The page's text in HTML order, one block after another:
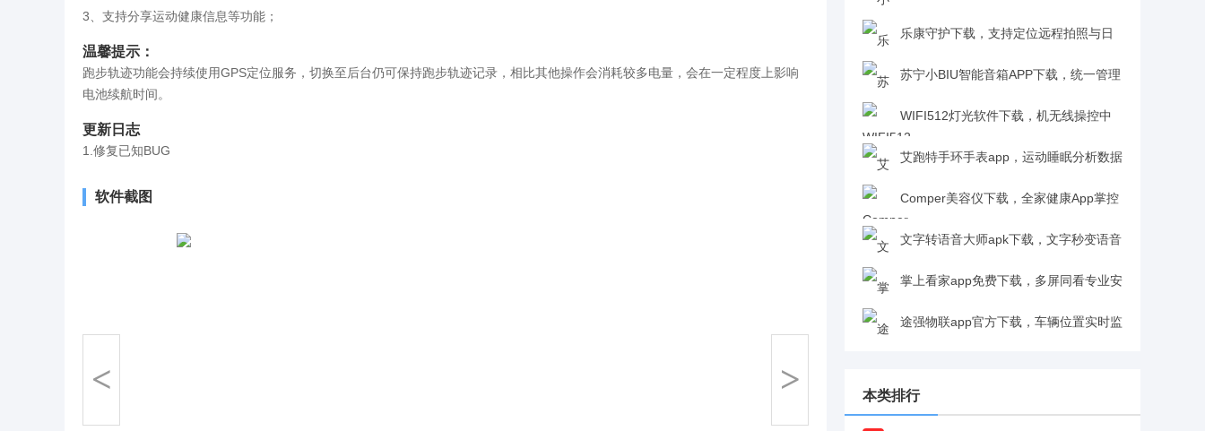
3、支持分享运动健康信息等功能；
温馨提示：
跑步轨迹功能会持续使用GPS定位服务，切换至后台仍可保持跑步轨迹记录，相比其他操作会消耗较多电量，会在一定程度上影响
电池续航时间。
更新日志
1.修复已知BUG
软件截图
< >
等设备v6.8.2 安卓最新版
乐康守护下载，支持定位远程拍照与日
程提醒v1.1.34 安卓版
苏宁小BIU智能音箱APP下载，统一管理
苏宁系智能硬件v6.4.1 安卓最新版
WIFI512灯光软件下载，机无线操控中
英双语切换v1.1.1 最新版
艾跑特手环手表app，运动睡眠分析数据
云端同步v1.71 最新版
Comper美容仪下载，全家健康App掌控
v5.0.1 安卓版文字转语音大师apk下载，文字秒变语音
促销宣传好帮手v1.4.0 安卓版
掌上看家app免费下载，多屏同看专业安
防零门槛v5.7.1 最新版
途强物联app官方下载，车辆位置实时监
本类排行